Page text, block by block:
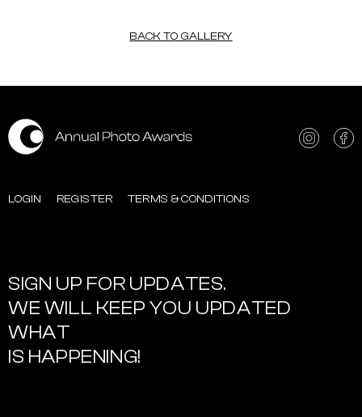
BACK TO GALLERY
LOGIN REGISTER TERMS & CONDITIONS
SIGN UP FOR UPDATES.
WE WILL KEEP YOU UPDATED
WHAT
IS HAPPENING!